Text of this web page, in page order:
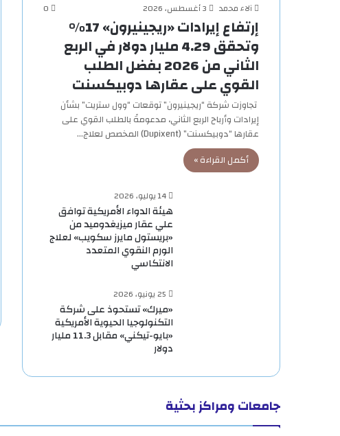
آلاء محمد
3 أغسطس، 2026 0
إرتفاع إيرادات «ريجينيرون» 17%
وتحقق 4.29 مليار دولار في الربع
الثاني من 2026 بفضل الطلب
القوي على عقارها دوبيكسنت
تجاوزت شركة “ريجينيرون” توقعات “وول ستريت” بشأن
إيرادات وأرباح الربع الثاني، مدعومةً بالطلب القوي على
عقارها “دوبيكسنت” (Dupixent) المخصص لعلاج…
أكمل القراءة »
14 يوليو، 2026
هيئة الدواء الأمريكية توافق
علي عقار ميزيغدوميد من
«بريستول مايرز سكويب» لعلاج
الورم النقوي المتعدد
الانتكاسي
25 يونيو، 2026
«ميرك» تستحوذ على شركة
التكنولوجيا الحيوية الأمريكية
«بايو-تيكني» مقابل 11.3 مليار
دولار
جامعات ومراكز بحثية